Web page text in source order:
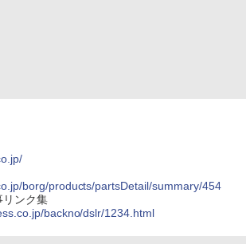
borg/products/partsDetail/summary/454
リンク集
backno/dslr/1234.html